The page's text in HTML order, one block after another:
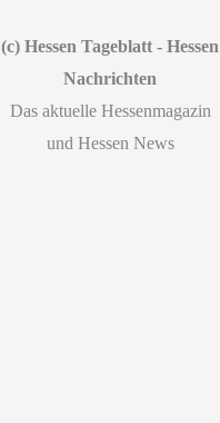
(c) Hessen Tageblatt - Hessen
Nachrichten
Das aktuelle Hessenmagazin
und Hessen News